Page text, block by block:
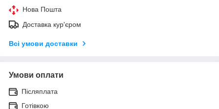
Нова Пошта
Доставка кур'єром
Всі умови доставки
Умови оплати
Післяплата
Готівкою